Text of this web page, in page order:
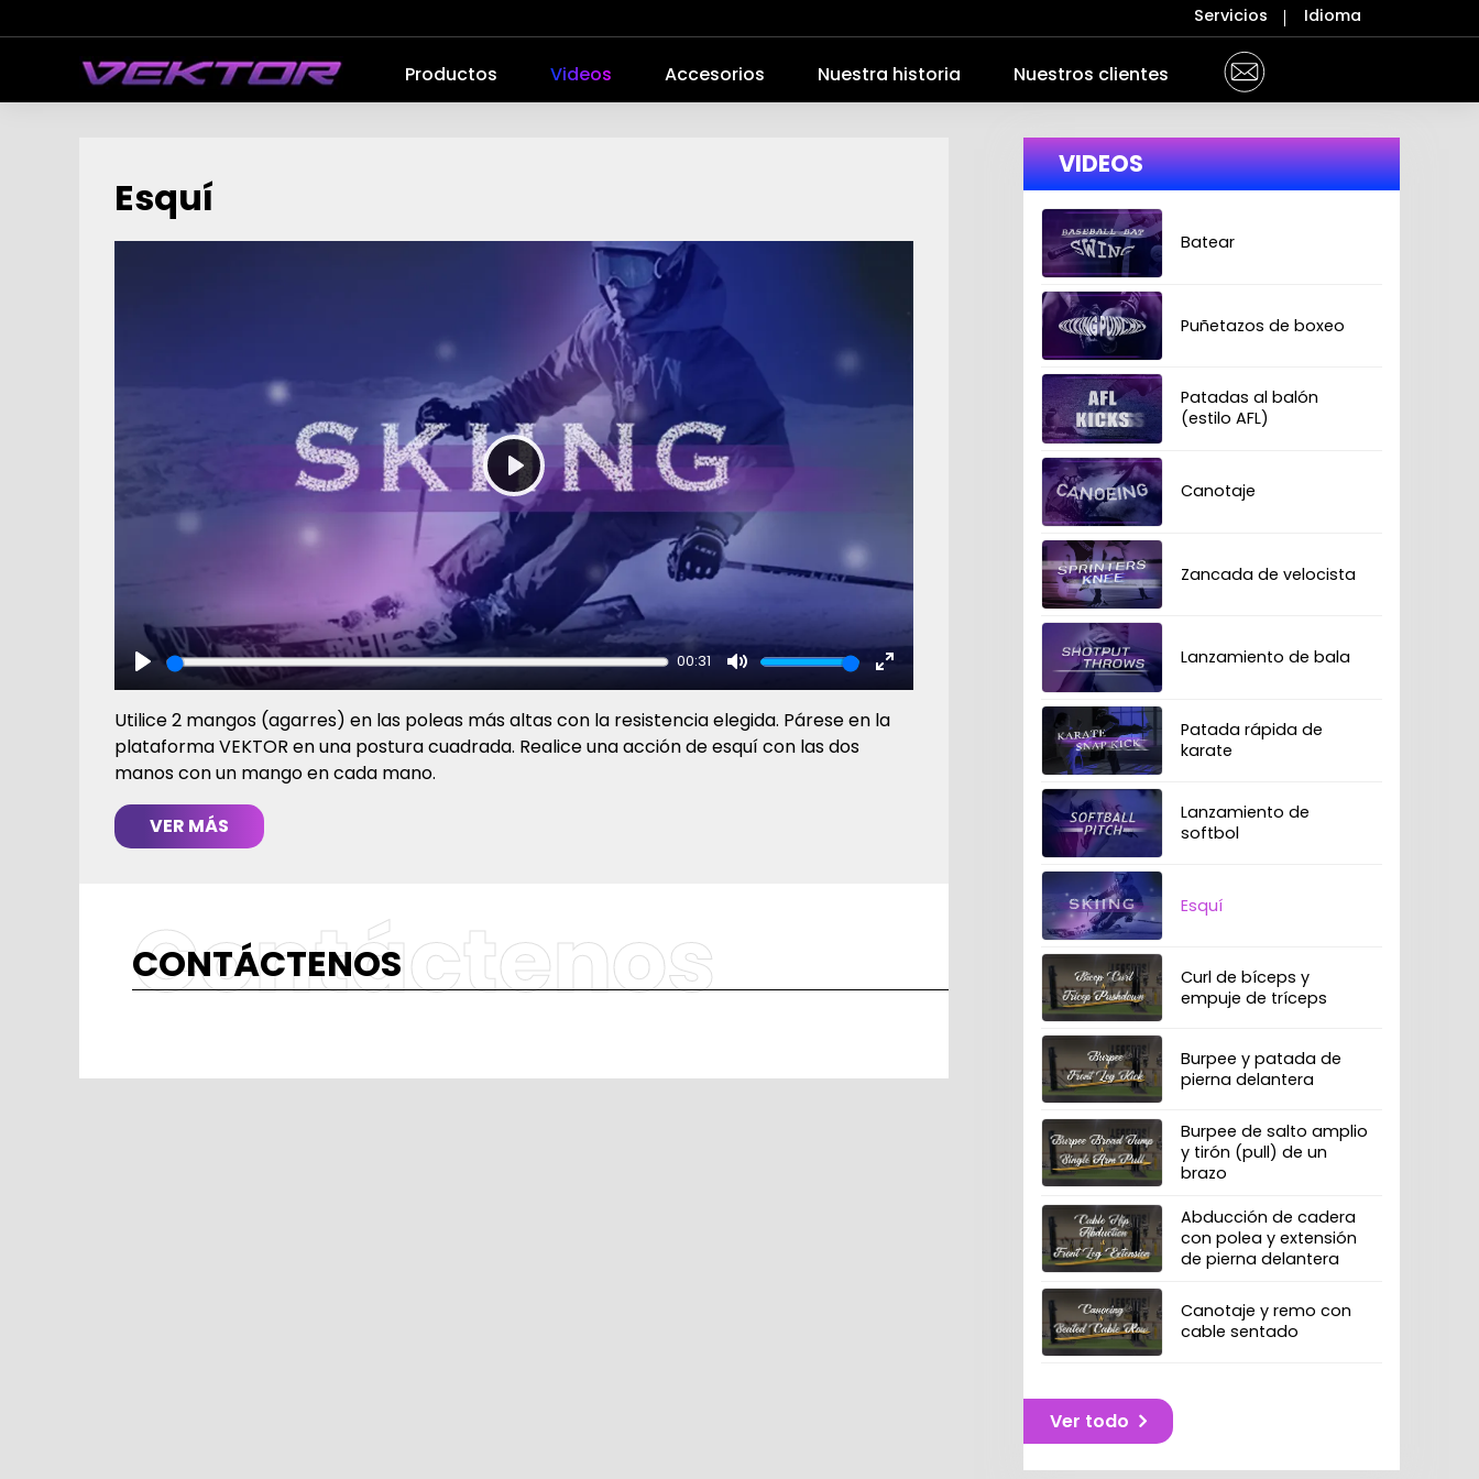
Servicios Idioma
Productos Videos Accesorios Nuestra historia Nuestros clientes
Esquí
Play
00:31
Mute
Enter
fullscreen
Play
Utilice 2 mangos (agarres) en las poleas más altas con la resistencia elegida. Párese en la
plataforma VEKTOR en una postura cuadrada. Realice una acción de esquí con las dos
manos con un mango en cada mano.
VER MÁS
Contáctenos
CONTÁCTENOS
VIDEOS
Batear
Puñetazos de boxeo
Patadas al balón
(estilo AFL)
Canotaje
Zancada de velocista
Lanzamiento de bala
Patada rápida de
karate
Lanzamiento de
softbol
Esquí
Curl de bíceps y
empuje de tríceps
Burpee y patada de
pierna delantera
Burpee de salto amplio
y tirón (pull) de un
brazo
Abducción de cadera
con polea y extensión
de pierna delantera
Canotaje y remo con
cable sentado
Ver todo